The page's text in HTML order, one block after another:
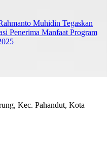
Muhidin Tegaskan
Penerima Manfaat Program
Kec. Pahandut, Kota